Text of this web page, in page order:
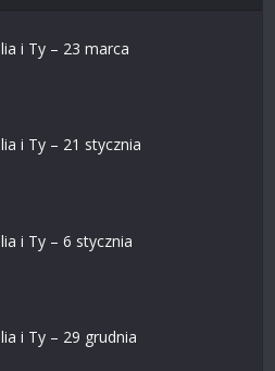
i Ty – 23 marca
i Ty – 21 stycznia
i Ty – 6 stycznia
i Ty – 29 grudnia